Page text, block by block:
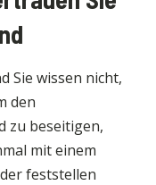
Sie wissen nicht,
den
zu beseitigen,
mit einem
feststellen